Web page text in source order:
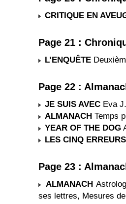
CRITIQUE EN
Page 21 :
L’ENQUÊTE
Page 22 :
JE SUIS AVEC Eva
ALMANACH Temps
YEAR OF THE DOG
LES CINQ
Page 23 :
ALMANACH
ses lettres, Mesures